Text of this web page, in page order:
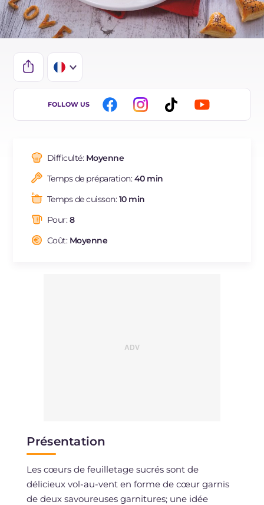
IT
DE
BR
NL
FOLLOW US
Difficulté: Moyenne
Temps de préparation:40 min
Temps de cuisson:10 min
Pour:8
Coût: Moyenne
Présentation
Les cœurs de feuilletage sucrés sont de
délicieux vol-au-vent en forme de cœur garnis
de deux savoureuses garnitures; une idée